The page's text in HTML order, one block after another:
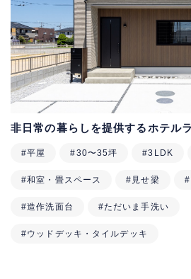
非日常の暮らしを提供するホテル
#平屋 #30〜35坪 #3LDK
#和室・畳スペース #見せ梁
#造作洗面台 #ただいま手洗い
#ウッドデッキ・タイルデッキ